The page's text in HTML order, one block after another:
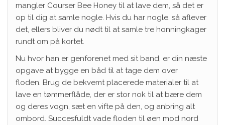
mangler Courser Bee Honey til at lave dem, så det er
op til dig at samle nogle. Hvis du har nogle, så aflever
det, ellers bliver du nødt til at samle tre honningkager
rundt om på kortet.
Nu hvor han er genforenet med sit band, er din næste
opgave at bygge en båd til at tage dem over
floden. Brug de bekvemt placerede materialer til at
lave en tømmerflåde, der er stor nok til at bære dem
og deres vogn, sæt en vifte på den, og anbring alt
ombord. Succesfuldt vade floden til øen mod nord